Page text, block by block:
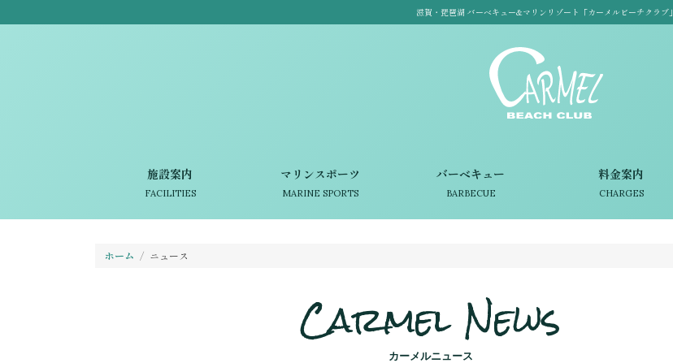
滋賀・琵琶湖 バーベキュー&マリンリゾート「カーメルビーチクラブ」
施設案内
FACILITIES
マリンスポーツ
MARINE SPORTS
バーベキュー
BARBECUE
料金案内
CHARGES
ホーム ニュース
Carmel News
カーメルニュース